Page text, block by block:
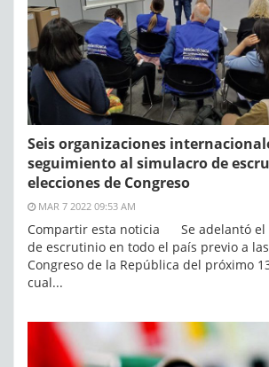
Seis organizaciones
seguimiento al simulacro de
elecciones de Congreso
MAR 7 2022 09:53 AM
Compartir esta noticia Se adelantó el
de escrutinio en todo el país previo a
Congreso de la República del próximo
cual...